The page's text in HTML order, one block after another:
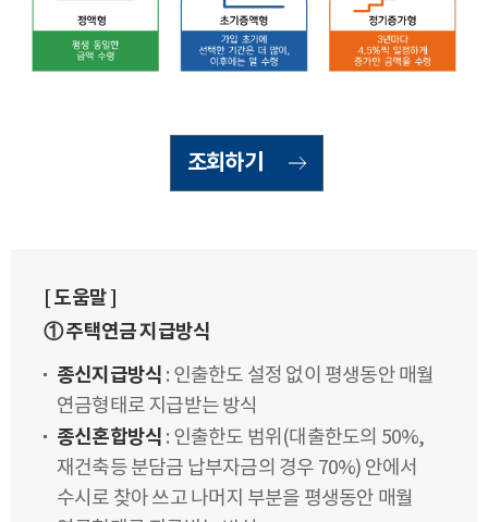
조회하기
[ 도움말 ]
① 주택연금 지급방식
종신지급방식 : 인출한도 설정 없이 평생동안 매월
연금형태로 지급받는 방식
종신혼합방식 : 인출한도 범위(대출한도의 50%,
재건축등 분담금 납부자금의 경우 70%) 안에서
수시로 찾아 쓰고 나머지 부분을 평생동안 매월